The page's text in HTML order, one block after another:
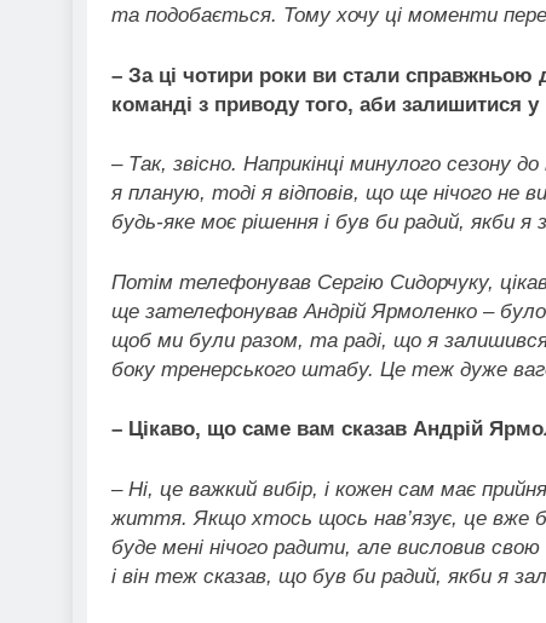
та подобається. Тому хочу ці моменти
– За ці чотири роки ви стали
команді з приводу того, аби залишитися у
– Так, звісно. Наприкінці минулого сезону
я планую, тоді я відповів, що ще нічого не
будь-яке моє рішення і був би радий, якби
Потім телефонував Сергію Сидорчуку,
ще зателефонував Андрій Ярмоленко –
щоб ми були разом, та раді, що я
боку тренерського штабу. Це теж дуже
– Цікаво, що саме вам сказав Андрій
– Ні, це важкий вибір, і кожен сам має
життя. Якщо хтось щось нав’язує, це вже
буде мені нічого радити, але висловив
і він теж сказав, що був би радий, якби я